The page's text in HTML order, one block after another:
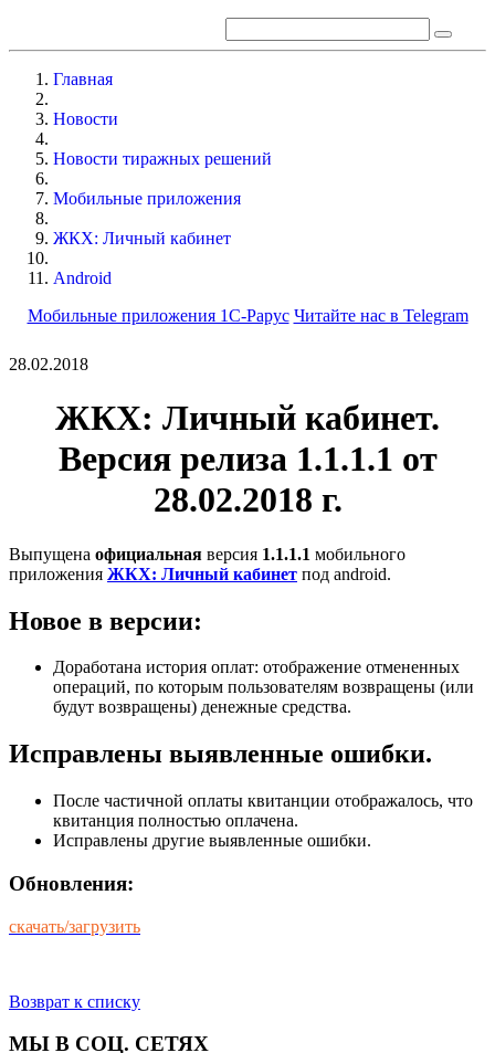
Главная
Новости
Новости тиражных решений
Мобильные приложения
ЖКХ: Личный кабинет
Android
Мобильные приложения 1С-Рарус Читайте нас в Telegram
28.02.2018
ЖКХ: Личный кабинет.
Версия релиза 1.1.1.1 от
28.02.2018 г.
Выпущена официальная версия 1.1.1.1 мобильного
приложения ЖКХ: Личный кабинет под android.
Новое в версии:
Доработана история оплат: отображение отмененных
операций, по которым пользователям возвращены (или
будут возвращены) денежные средства.
Исправлены выявленные ошибки.
После частичной оплаты квитанции отображалось, что
квитанция полностью оплачена.
Исправлены другие выявленные ошибки.
Обновления:
скачать/загрузить
Возврат к списку
МЫ В СОЦ. СЕТЯХ